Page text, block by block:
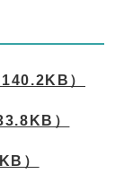
140.2KB）
）
）